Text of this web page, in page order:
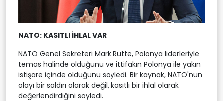
NATO: KASITLI İHLAL VAR
NATO Genel Sekreteri Mark Rutte, Polonya liderleriyle
temas halinde olduğunu ve ittifakın Polonya ile yakın
istişare içinde olduğunu söyledi. Bir kaynak, NATO'nun
olayı bir saldırı olarak değil, kasıtlı bir ihlal olarak
değerlendirdiğini söyledi.